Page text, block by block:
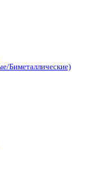
Биметаллические)